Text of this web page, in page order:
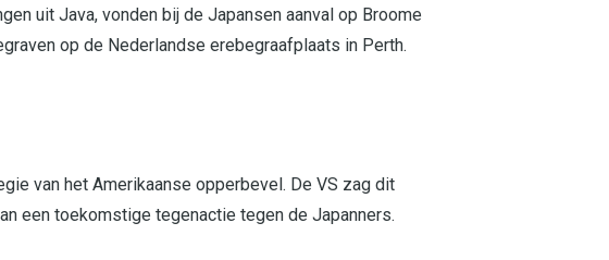
uit Java, vonden bij de Japansen aanval op Broome
op de Nederlandse erebegraafplaats in Perth.
van het Amerikaanse opperbevel. De VS zag dit
een toekomstige tegenactie tegen de Japanners.